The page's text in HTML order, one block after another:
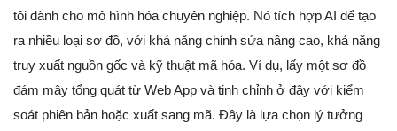
tôi dành cho mô hình hóa chuyên nghiệp. Nó tích hợp AI để tạo
ra nhiều loại sơ đồ, với khả năng chỉnh sửa nâng cao, khả năng
truy xuất nguồn gốc và kỹ thuật mã hóa. Ví dụ, lấy một sơ đồ
đám mây tổng quát từ Web App và tinh chỉnh ở đây với kiểm
soát phiên bản hoặc xuất sang mã. Đây là lựa chọn lý tưởng